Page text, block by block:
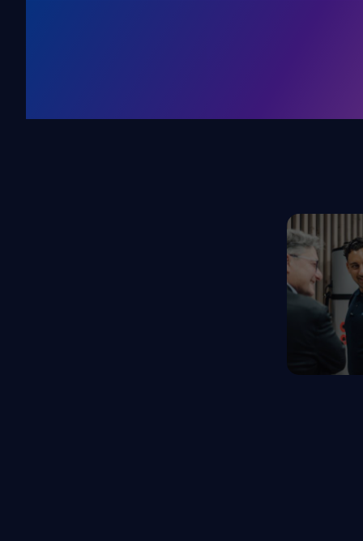
Kälte.